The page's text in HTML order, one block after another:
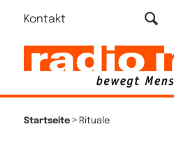
Kontakt
Startseite> Rituale